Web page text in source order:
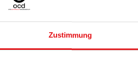
Zustimmung